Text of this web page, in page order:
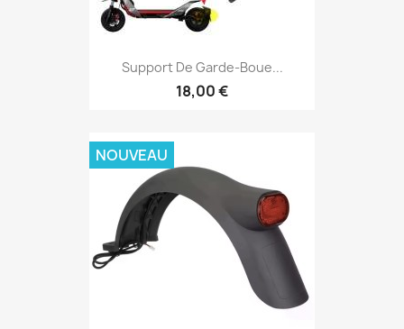
Support De Garde-Boue...
18,00 €
NOUVEAU